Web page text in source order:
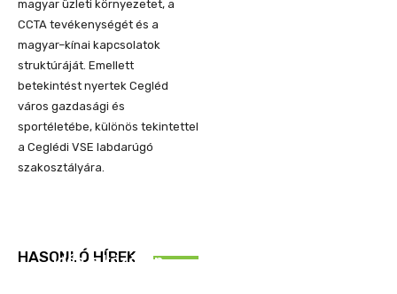
magyar üzleti környezetet, a
CCTA tevékenységét és a
magyar–kínai kapcsolatok
struktúráját. Emellett
betekintést nyertek Cegléd
város gazdasági és
sportéletébe, különös tekintettel
a Ceglédi VSE labdarúgó
szakosztályára.
HASONLÓ HÍREK
Idén is közösen